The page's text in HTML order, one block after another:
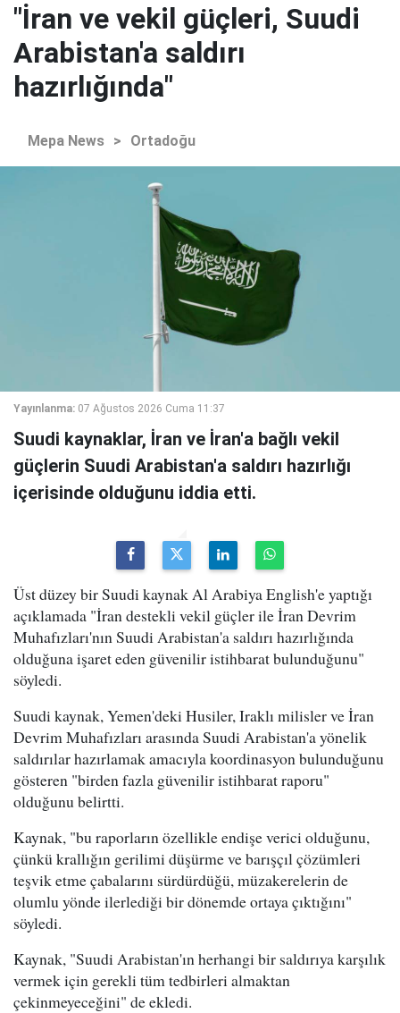
"İran ve vekil güçleri, Suudi
Arabistan'a saldırı
hazırlığında"
Mepa News > Ortadoğu
Yayınlanma: 07 Ağustos 2026 Cuma 11:37
Suudi kaynaklar, İran ve İran'a bağlı vekil
güçlerin Suudi Arabistan'a saldırı hazırlığı
içerisinde olduğunu iddia etti.
Üst düzey bir Suudi kaynak Al Arabiya English'e yaptığı
açıklamada "İran destekli vekil güçler ile İran Devrim
Muhafızları'nın Suudi Arabistan'a saldırı hazırlığında
olduğuna işaret eden güvenilir istihbarat bulunduğunu"
söyledi.
Suudi kaynak, Yemen'deki Husiler, Iraklı milisler ve İran
Devrim Muhafızları arasında Suudi Arabistan'a yönelik
saldırılar hazırlamak amacıyla koordinasyon bulunduğunu
gösteren "birden fazla güvenilir istihbarat raporu"
olduğunu belirtti.
Kaynak, "bu raporların özellikle endişe verici olduğunu,
çünkü krallığın gerilimi düşürme ve barışçıl çözümleri
teşvik etme çabalarını sürdürdüğü, müzakerelerin de
olumlu yönde ilerlediği bir dönemde ortaya çıktığını"
söyledi.
Kaynak, "Suudi Arabistan'ın herhangi bir saldırıya karşılık
vermek için gerekli tüm tedbirleri almaktan
çekinmeyeceğini" de ekledi.